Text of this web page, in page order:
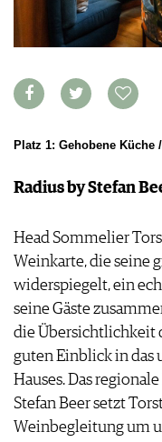
ABO
AUSGABE
VORTEILSWELT
BÜCHER
WEINSZENE
PORTRAITS
ARCHIV
ANMELDEN
GEWINNSPIELE
TRINKREIFETABELLE
WEINSUCHE
WINE TRADE CLUB
REDAKTION
JOBS
WERBUNG
PRESSE
IMPRESSUM
AGB & DATENSCHUTZ
FAQ
Platz 1: Gehobene Küche
Radius by Stefan
Head Sommelier
Weinkarte, die seine
widerspiegelt, ein
seine Gäste
die Übersichtlichkeit
guten Einblick in das
Hauses. Das
Stefan Beer setzt
Weinbegleitung um